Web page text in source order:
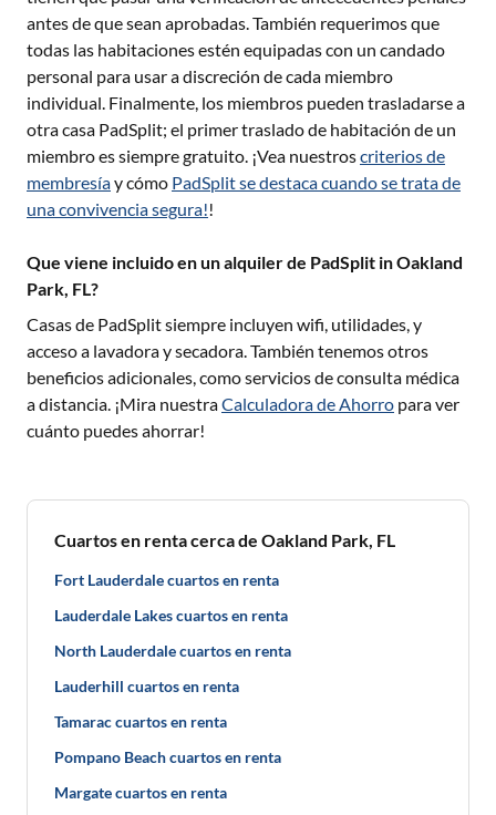
antes de que sean aprobadas. También requerimos que
todas las habitaciones estén equipadas con un candado
personal para usar a discreción de cada miembro
individual. Finalmente, los miembros pueden trasladarse a
otra casa PadSplit; el primer traslado de habitación de un
miembro es siempre gratuito. ¡Vea nuestroscriterios de
membresíay cómo PadSplit se destaca cuando se trata de
una convivencia segura!!
Que viene incluido en un alquiler de PadSplit in Oakland
Park, FL?
Casas de PadSplit siempre incluyen wifi, utilidades, y
acceso a lavadora y secadora. También tenemos otros
beneficios adicionales, como servicios de consulta médica
a distancia. ¡Mira nuestraCalculadora de Ahorro para ver
cuánto puedes ahorrar!
Cuartos en renta cerca de Oakland Park, FL
Fort Lauderdale cuartos en renta
Lauderdale Lakes cuartos en renta
North Lauderdale cuartos en renta
Lauderhill cuartos en renta
Tamarac cuartos en renta
Pompano Beach cuartos en renta
Margate cuartos en renta